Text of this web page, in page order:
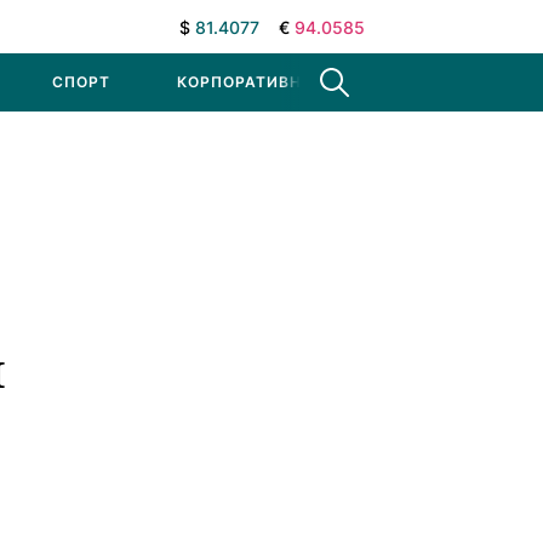
$ 81.4077 € 94.0585
СПОРТ КОРПОРАТИВНЫЕ НОВОСТИ